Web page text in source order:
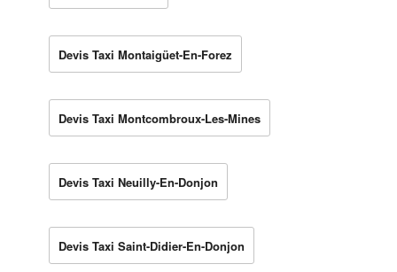
Devis Taxi Montaigüet-En-Forez
Devis Taxi Montcombroux-Les-Mines
Devis Taxi Neuilly-En-Donjon
Devis Taxi Saint-Didier-En-Donjon